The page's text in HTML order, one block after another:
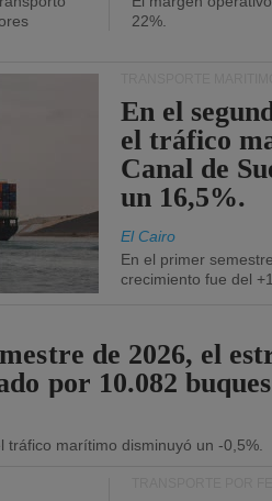
22%.
En el
el tráfico
Canal de
un 16,5%.
El Cairo
En el primer
crecimiento fue del
de 2026, el
por 10.082
marítimo disminuyó un -0,5%.